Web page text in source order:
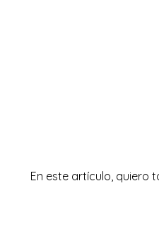
En este artículo, quiero